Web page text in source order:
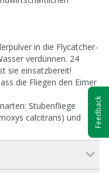
in die Flycatcher-
verdünnen. 24
sie einsatzbereit!
die Fliegen den Eimer
Stubenfliege
calcitrans) und
Feedback